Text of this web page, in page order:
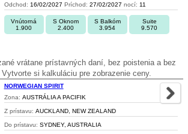
Odchod: 16/02/2027 Príchod: 27/02/2027 nocí: 11
Vnútorná
1.900
S Oknom
2.400
S Balkóm
3.954
Suite
9.570
vrátane prístavných daní, bez poistenia a bez
si kalkuláciu pre zobrazenie ceny.
NORWEGIAN SPIRIT
Zona: AUSTRÁLIA A PACIFIK
Z prístavu: AUCKLAND, NEW ZEALAND
Do prístavu: SYDNEY, AUSTRALIA